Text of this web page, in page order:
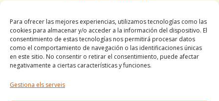
Para ofrecer las mejores experiencias, utilizamos tecnologías como las
cookies para almacenar y/o acceder a la información del dispositivo. El
consentimiento de estas tecnologías nos permitirá procesar datos
como el comportamiento de navegación o las identificaciones únicas
en este sitio. No consentir o retirar el consentimiento, puede afectar
negativamente a ciertas características y funciones.
Gestiona els serveis
Informe d’accesibilitat
Condicions de venda
Mapa del lloc